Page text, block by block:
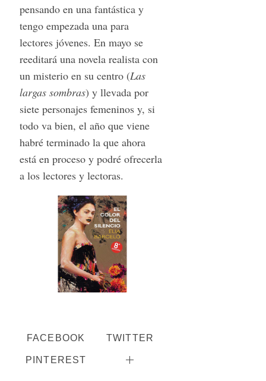
pensando en una fantástica y
tengo empezada una para
lectores jóvenes. En mayo se
reeditará una novela realista con
un misterio en su centro (Las
largas sombras) y llevada por
siete personajes femeninos y, si
todo va bien, el año que viene
habré terminado la que ahora
está en proceso y podré ofrecerla
a los lectores y lectoras.
FACEBOOK TWITTER
PINTEREST